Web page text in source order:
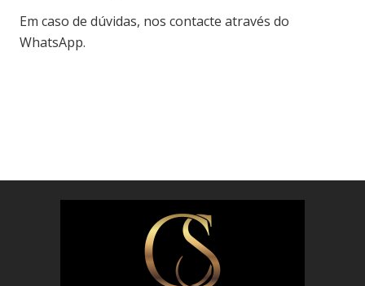
Em caso de dúvidas, nos contacte através do
WhatsApp.